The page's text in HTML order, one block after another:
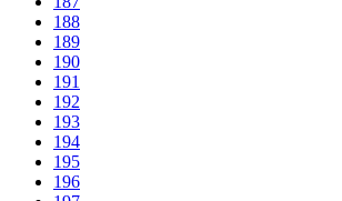
188
189
190
191
192
193
194
195
196